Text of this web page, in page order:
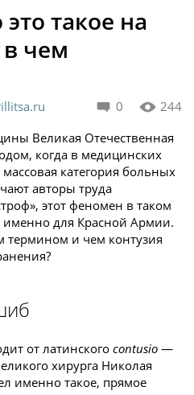
такое на
чем
0 244
Великая Отечественная
когда в медицинских
категория больных
авторы труда
этот феномен в таком
именно для Красной Армии.
термином и чем контузия
от латинского contusio —
хирурга Николая
именно такое, прямое